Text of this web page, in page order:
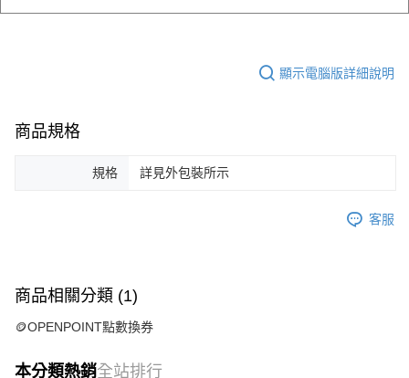
顯示電腦版詳細說明
商品規格
規格 詳見外包裝所示
客服
商品相關分類 (1)
🪙OPENPOINT點數換券
本分類熱銷全站排行